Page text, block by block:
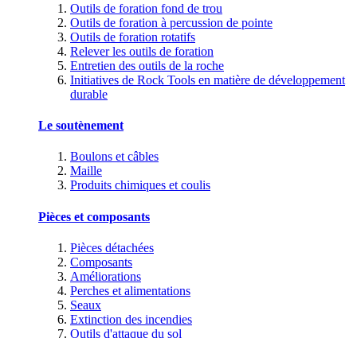
Outils de foration fond de trou
Outils de foration à percussion de pointe
Outils de foration rotatifs
Relever les outils de foration
Entretien des outils de la roche
Initiatives de Rock Tools en matière de développement
durable
Le soutènement
Boulons et câbles
Maille
Produits chimiques et coulis
Pièces et composants
Pièces détachées
Composants
Améliorations
Perches et alimentations
Seaux
Extinction des incendies
Outils d'attaque du sol